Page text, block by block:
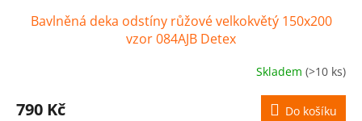
Bavlněná deka odstíny růžové velkokvětý 150x200
vzor 084AJB Detex
Skladem (>10 ks)
790 Kč Do košíku